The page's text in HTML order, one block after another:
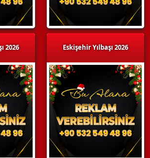
2026 Eskişehir Yılbaşı 2026